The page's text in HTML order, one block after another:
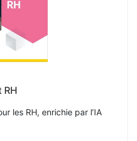
RH
les RH, enrichie par l’IA